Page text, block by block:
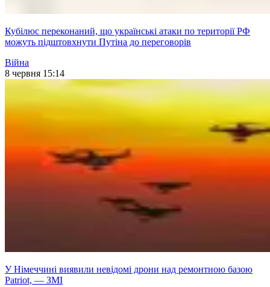
Кубілюс переконаний, що українські атаки по території РФ
можуть підштовхнути Путіна до переговорів
Війна
8 червня 15:14
У Німеччині виявили невідомі дрони над ремонтною базою
Patriot, — ЗМІ